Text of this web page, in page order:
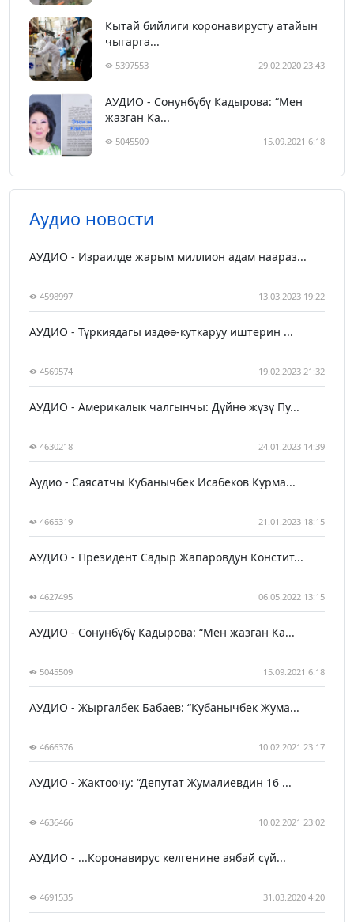
Кытай бийлиги коронавирусту атайын
чыгарга...
5397553 29.02.2020 23:43
АУДИО - Сонунбүбү Кадырова: “Мен
жазган Ка...
5045509 15.09.2021 6:18
Аудио новости
АУДИО - Израилде жарым миллион адам наараз...
4598997 13.03.2023 19:22
АУДИО - Түркиядагы издөө-куткаруу иштерин ...
4569574 19.02.2023 21:32
АУДИО - Америкалык чалгынчы: Дүйнө жүзү Пу...
4630218 24.01.2023 14:39
Аудио - Саясатчы Кубанычбек Исабеков Курма...
4665319 21.01.2023 18:15
АУДИО - Президент Садыр Жапаровдун Констит...
4627495 06.05.2022 13:15
АУДИО - Сонунбүбү Кадырова: “Мен жазган Ка...
5045509 15.09.2021 6:18
АУДИО - Жыргалбек Бабаев: “Кубанычбек Жума...
4666376 10.02.2021 23:17
АУДИО - Жактоочу: “Депутат Жумалиевдин 16 ...
4636466 10.02.2021 23:02
АУДИО - ...Коронавирус келгенине аябай сүй...
4691535 31.03.2020 4:20